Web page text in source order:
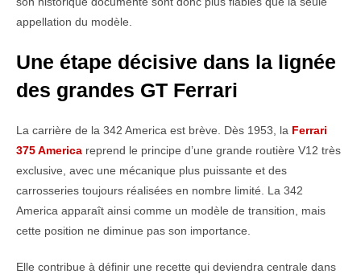
appellation du modèle.
Une étape décisive dans la lignée
des grandes GT Ferrari
La carrière de la 342 America est brève. Dès 1953, la Ferrari
375 America reprend le principe d’une grande routière V12 très
exclusive, avec une mécanique plus puissante et des
carrosseries toujours réalisées en nombre limité. La 342
America apparaît ainsi comme un modèle de transition, mais
cette position ne diminue pas son importance.
Elle contribue à définir une recette qui deviendra centrale dans